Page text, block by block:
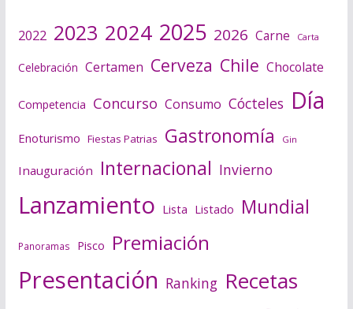
2022 2023 2024 2025 2026 Carne Carta
Celebración Certamen Cerveza Chile Chocolate
Competencia Concurso Consumo Cócteles Día
Enoturismo Fiestas Patrias Gastronomía Gin
Inauguración Internacional Invierno
Lanzamiento Lista Listado Mundial
Panoramas Pisco Premiación
Presentación Ranking Recetas